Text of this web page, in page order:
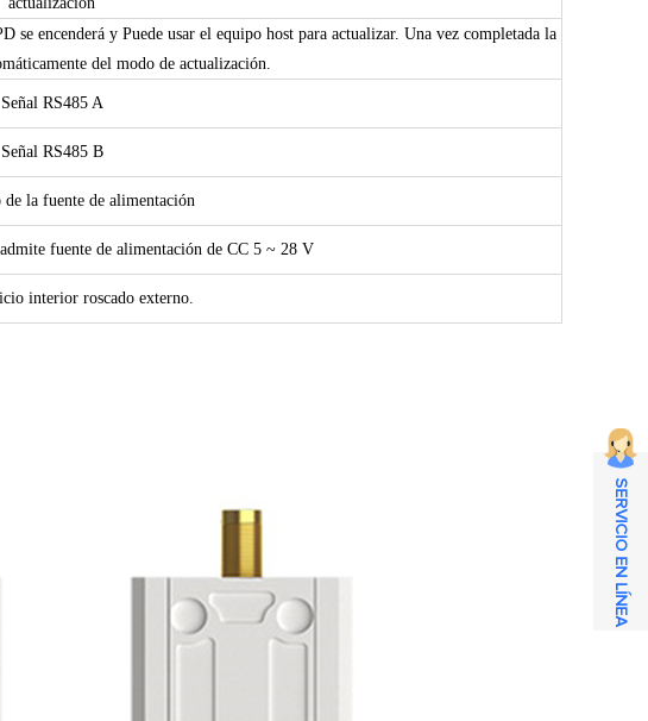
se encenderá y Puede usar el equipo host para actualizar. Una vez completada la
del modo de actualización.
Señal RS485 A
Señal RS485 B
de la fuente de alimentación
fuente de alimentación de CC 5 ~ 28 V
interior roscado externo.
SERVICIO EN LÍNEA